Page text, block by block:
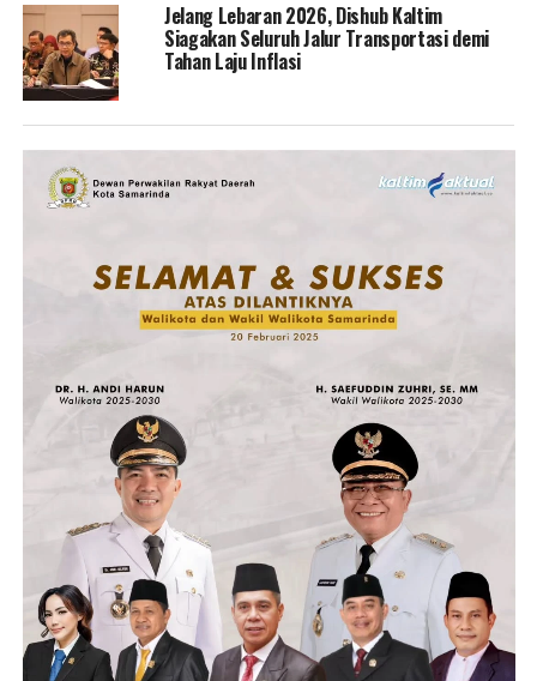
Jelang Lebaran 2026, Dishub Kaltim
Siagakan Seluruh Jalur Transportasi demi
Tahan Laju Inflasi